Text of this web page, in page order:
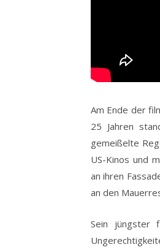
Am Ende der
25 Jahren
gemeißelte
US-Kinos und
an ihren
an den
Sein jüngster